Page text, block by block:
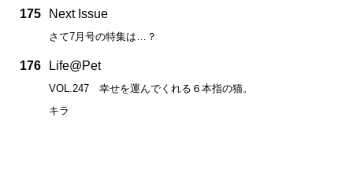
175 Next Issue
さて7月号の特集は…？
176 Life@Pet
VOL.247 幸せを運んでくれる６本指の猫。
キラ